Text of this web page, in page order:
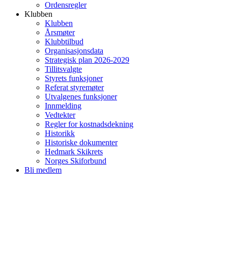
Ordensregler
Klubben
Klubben
Årsmøter
Klubbtilbud
Organisasjonsdata
Strategisk plan 2026-2029
Tillitsvalgte
Styrets funksjoner
Referat styremøter
Utvalgenes funksjoner
Innmelding
Vedtekter
Regler for kostnadsdekning
Historikk
Historiske dokumenter
Hedmark Skikrets
Norges Skiforbund
Bli medlem